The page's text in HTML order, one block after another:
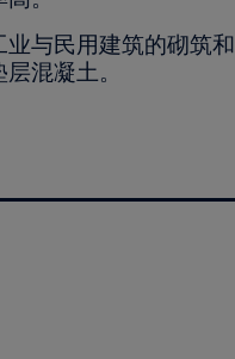
业与民用建筑的砌筑和
混凝土。